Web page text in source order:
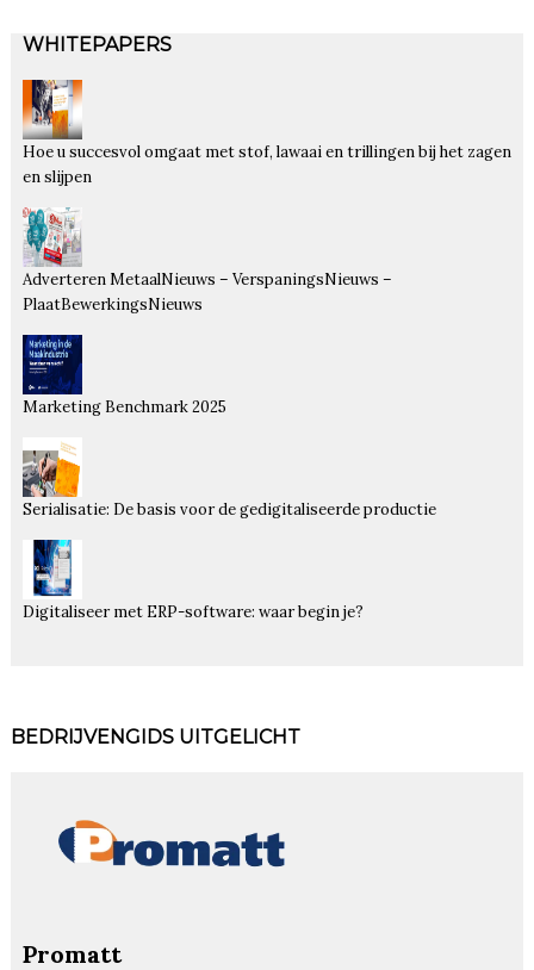
WHITEPAPERS
Hoe u succesvol omgaat met stof, lawaai en trillingen bij het zagen
en slijpen
Adverteren MetaalNieuws – VerspaningsNieuws –
PlaatBewerkingsNieuws
Marketing Benchmark 2025
Serialisatie: De basis voor de gedigitaliseerde productie
Digitaliseer met ERP-software: waar begin je?
BEDRIJVENGIDS UITGELICHT
Promatt